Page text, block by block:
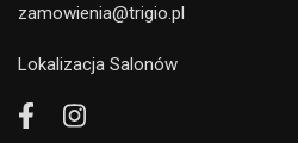
zamowienia@trigio.pl
Lokalizacja Salonów